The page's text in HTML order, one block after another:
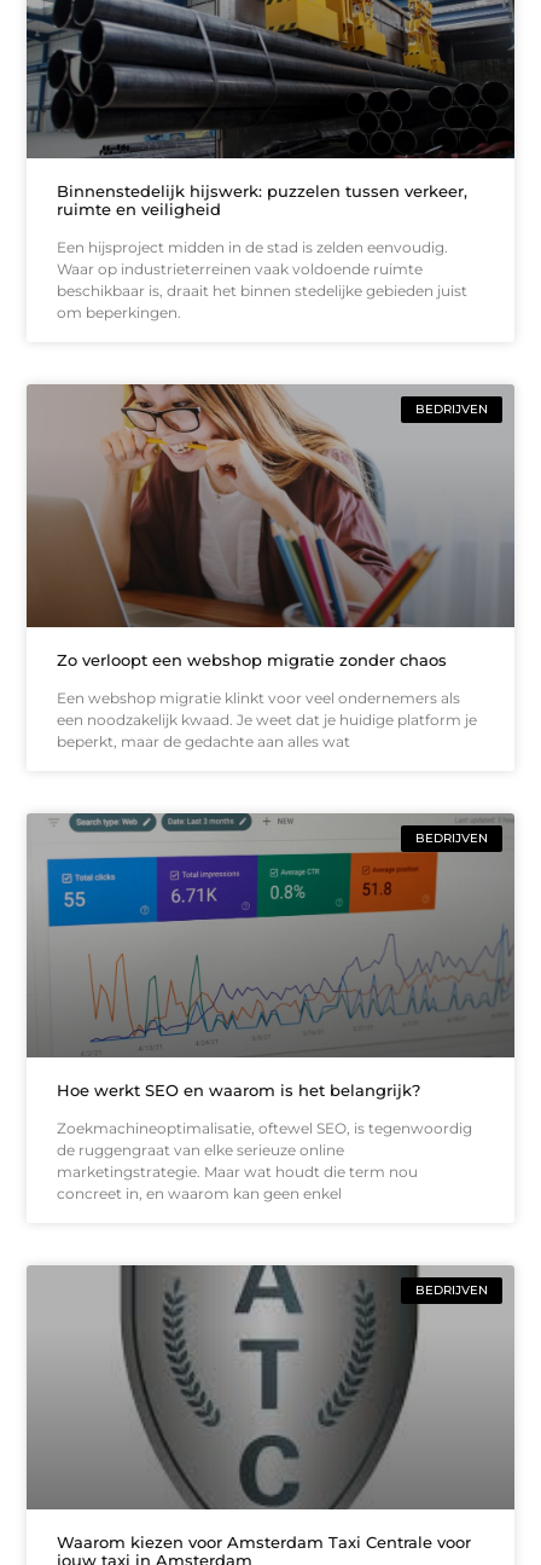
Binnenstedelijk hijswerk: puzzelen tussen verkeer,
ruimte en veiligheid
Een hijsproject midden in de stad is zelden eenvoudig.
Waar op industrieterreinen vaak voldoende ruimte
beschikbaar is, draait het binnen stedelijke gebieden juist
om beperkingen.
BEDRIJVEN
Zo verloopt een webshop migratie zonder chaos
Een webshop migratie klinkt voor veel ondernemers als
een noodzakelijk kwaad. Je weet dat je huidige platform je
beperkt, maar de gedachte aan alles wat
BEDRIJVEN
Hoe werkt SEO en waarom is het belangrijk?
Zoekmachineoptimalisatie, oftewel SEO, is tegenwoordig
de ruggengraat van elke serieuze online
marketingstrategie. Maar wat houdt die term nou
concreet in, en waarom kan geen enkel
BEDRIJVEN
Waarom kiezen voor Amsterdam Taxi Centrale voor
jouw taxi in Amsterdam